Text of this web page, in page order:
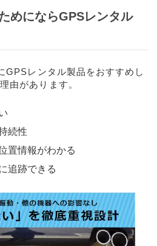
めにならGPSレンタル
GPSレンタル製品をおすすめし
由があります。
続性
置情報がわかる
追跡できる